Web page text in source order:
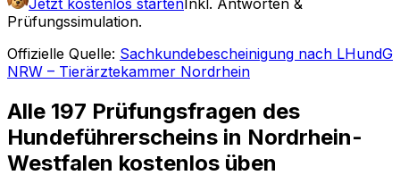
Prüfungssimulation.
Offizielle Quelle: Sachkundebescheinigung nach LHundG
NRW – Tierärztekammer Nordrhein
Alle 197 Prüfungsfragen des
Hundeführerscheins in Nordrhein-
Westfalen kostenlos üben